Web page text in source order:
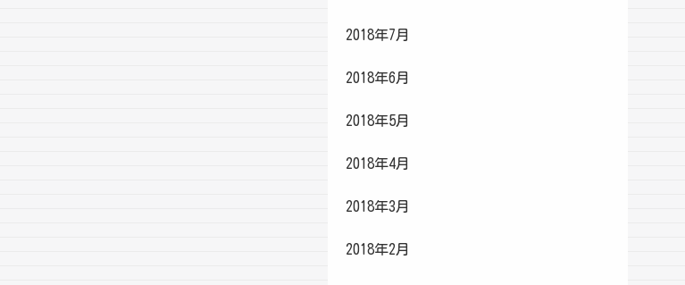
2018年7月
2018年6月
2018年5月
2018年4月
2018年3月
2018年2月